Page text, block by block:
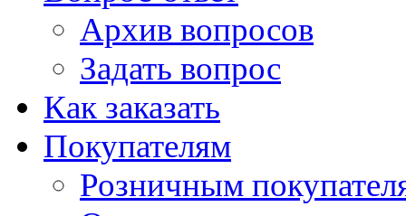
Архив вопросов
Задать вопрос
Как заказать
Покупателям
Розничным